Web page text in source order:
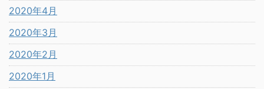
2020年4月
2020年3月
2020年2月
2020年1月